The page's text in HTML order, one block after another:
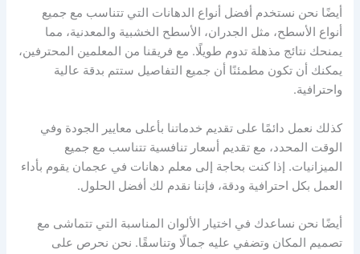
أيضًا نحن نستخدم أفضل أنواع الدهانات التي تتناسب مع جميع
أنواع الأسطح، مثل الجدران، الأسطح الخشبية والمعدنية، مما
يمنحك نتائج مذهلة تدوم طويلًا. مع فريقنا من المعلمين المحترفين،
يمكنك أن تكون مطمئنًا أن جميع التفاصيل ستتم بدقة عالية
واحترافية.
كذلك نعمل دائمًا على تقديم خدماتنا بأعلى معايير الجودة وفي
الوقت المحدد، مع تقديم أسعار تنافسية تتناسب مع جميع
الميزانيات. إذا كنت بحاجة إلى معلم دهانات في عجمان يقوم بأداء
العمل بكل احترافية ودقة، فإننا نقدم لك أفضل الحلول.
أيضًا نحن نساعدك في اختيار الألوان المناسبة التي تتماشى مع
تصميم المكان وتضفي عليه جمالًا وتناسقًا. نحن نحرص على